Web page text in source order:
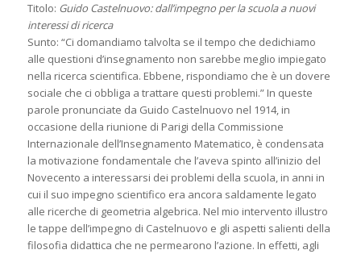
Titolo: Guido Castelnuovo: dall’impegno per la scuola a nuovi
interessi di ricerca
Sunto: “Ci domandiamo talvolta se il tempo che dedichiamo
alle questioni d’insegnamento non sarebbe meglio impiegato
nella ricerca scientifica. Ebbene, rispondiamo che è un dovere
sociale che ci obbliga a trattare questi problemi.” In queste
parole pronunciate da Guido Castelnuovo nel 1914, in
occasione della riunione di Parigi della Commissione
Internazionale dell’Insegnamento Matematico, è condensata
la motivazione fondamentale che l’aveva spinto all’inizio del
Novecento a interessarsi dei problemi della scuola, in anni in
cui il suo impegno scientifico era ancora saldamente legato
alle ricerche di geometria algebrica. Nel mio intervento illustro
le tappe dell’impegno di Castelnuovo e gli aspetti salienti della
filosofia didattica che ne permearono l’azione. In effetti, agli